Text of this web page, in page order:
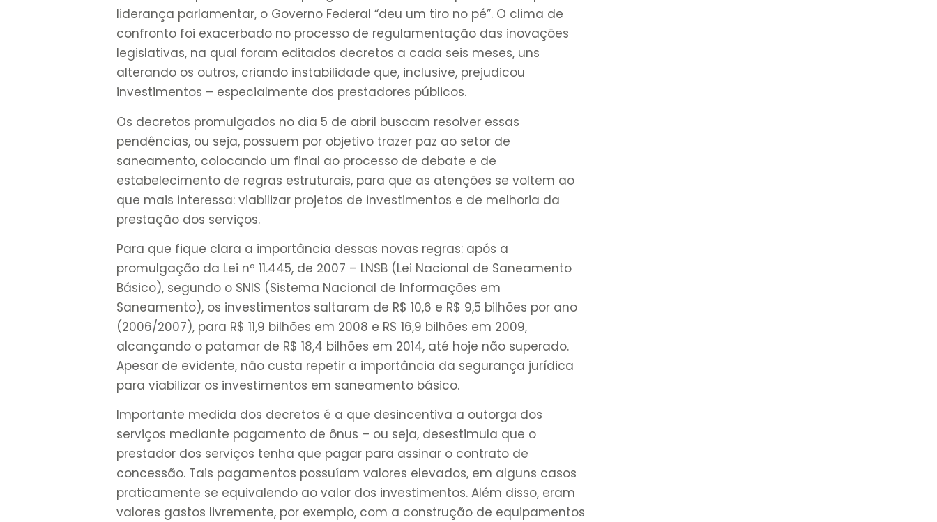
liderança parlamentar, o Governo Federal “deu um tiro no pé”. O clima de
confronto foi exacerbado no processo de regulamentação das inovações
legislativas, na qual foram editados decretos a cada seis meses, uns
alterando os outros, criando instabilidade que, inclusive, prejudicou
investimentos – especialmente dos prestadores públicos.
Os decretos promulgados no dia 5 de abril buscam resolver essas
pendências, ou seja, possuem por objetivo trazer paz ao setor de
saneamento, colocando um final ao processo de debate e de
estabelecimento de regras estruturais, para que as atenções se voltem ao
que mais interessa: viabilizar projetos de investimentos e de melhoria da
prestação dos serviços.
Para que fique clara a importância dessas novas regras: após a
promulgação da Lei nº 11.445, de 2007 – LNSB (Lei Nacional de Saneamento
Básico), segundo o SNIS (Sistema Nacional de Informações em
Saneamento), os investimentos saltaram de R$ 10,6 e R$ 9,5 bilhões por ano
(2006/2007), para R$ 11,9 bilhões em 2008 e R$ 16,9 bilhões em 2009,
alcançando o patamar de R$ 18,4 bilhões em 2014, até hoje não superado.
Apesar de evidente, não custa repetir a importância da segurança jurídica
para viabilizar os investimentos em saneamento básico.
Importante medida dos decretos é a que desincentiva a outorga dos
serviços mediante pagamento de ônus – ou seja, desestimula que o
prestador dos serviços tenha que pagar para assinar o contrato de
concessão. Tais pagamentos possuíam valores elevados, em alguns casos
praticamente se equivalendo ao valor dos investimentos. Além disso, eram
valores gastos livremente, por exemplo, com a construção de equipamentos